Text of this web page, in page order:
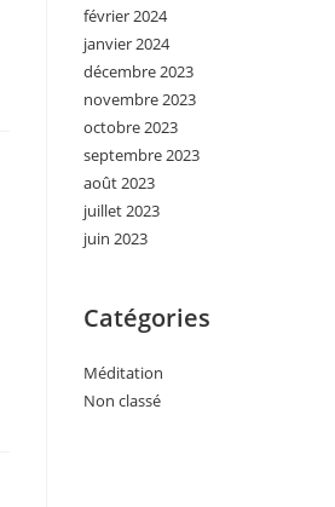
février 2024
janvier 2024
décembre 2023
novembre 2023
octobre 2023
septembre 2023
août 2023
juillet 2023
juin 2023
Catégories
Méditation
Non classé